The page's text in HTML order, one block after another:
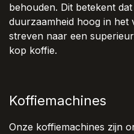
behouden. Dit betekent
duurzaamheid hoog in het
streven naar een
kop koffie.
Koffiemachines
Onze koffiemachines zijn